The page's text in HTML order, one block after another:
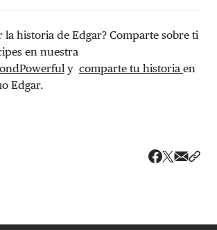
la historia de Edgar? Comparte sobre ti
en nuestra
y comparte tu historia en
Edgar.